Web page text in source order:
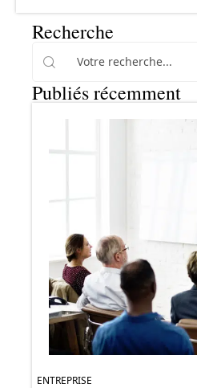
Recherche
Publiés récemment
ENTREPRISE